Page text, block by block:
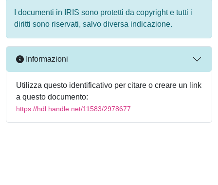
I documenti in IRIS sono protetti da copyright e tutti i
diritti sono riservati, salvo diversa indicazione.
Informazioni
Utilizza questo identificativo per citare o creare un link
a questo documento:
https://hdl.handle.net/11583/2978677